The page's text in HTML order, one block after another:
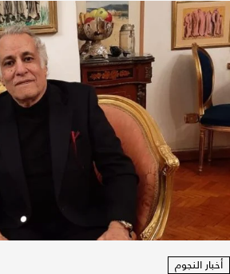
أخبار النجوم